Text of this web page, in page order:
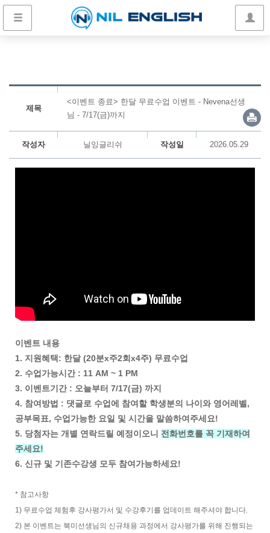
제목
<이벤트 종료> 한달 무료수업 이벤트 - Nevena선생
님 - 7/17(금)까지
작성자 닐잉글리쉬 작성일 2026.05.29
이벤트 내용
1. 지원혜택: 한달 (20분x주2회x4주) 무료수업
2. 수업가능시간 : 11 AM ~ 1 PM
3. 이벤트기간 : 오늘부터 7/17(금) 까지
4. 참여방법 : 댓글로 수업에 참여할 학생분의 나이와 영어레벨,
공부목표, 수업가능한 요일 및 시간을 말씀하여주세요!
5. 당첨자는 개별 연락드릴 예정이오니 전화번호를 꼭 기재하여
주세요!
6. 신규 및 기존수강생 모두 참여가능하세요!
* 참고사항
1) 무료수업 체험후 강사평가서 및 수강후기를 업데이트 해주셔야 합니다.
2) 본 이벤트는 북미선생님의 신규채용 과정에서 강사평가를 위해 진행되는